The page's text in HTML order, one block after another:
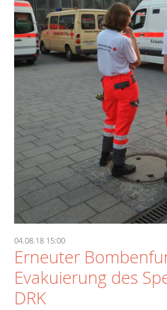
04.08.18 15:00
Erneuter
Evakuierung des
DRK